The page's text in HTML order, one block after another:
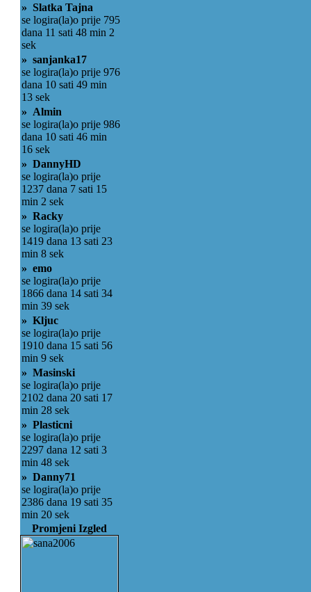
» Slatka Tajna
se logira(la)o prije 795
dana 11 sati 48 min 2
sek
» sanjanka17
se logira(la)o prije 976
dana 10 sati 49 min
13 sek
» Almin
se logira(la)o prije 986
dana 10 sati 46 min
16 sek
» DannyHD
se logira(la)o prije
1237 dana 7 sati 15
min 2 sek
» Racky
se logira(la)o prije
1419 dana 13 sati 23
min 8 sek
» emo
se logira(la)o prije
1866 dana 14 sati 34
min 39 sek
» Kljuc
se logira(la)o prije
1910 dana 15 sati 56
min 9 sek
» Masinski
se logira(la)o prije
2102 dana 20 sati 17
min 28 sek
» Plasticni
se logira(la)o prije
2297 dana 12 sati 3
min 48 sek
» Danny71
se logira(la)o prije
2386 dana 19 sati 35
min 20 sek
Promjeni Izgled